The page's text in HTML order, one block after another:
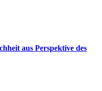
aus Perspektive des